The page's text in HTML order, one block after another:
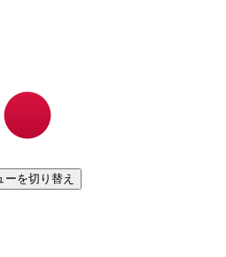
ーを切り替え